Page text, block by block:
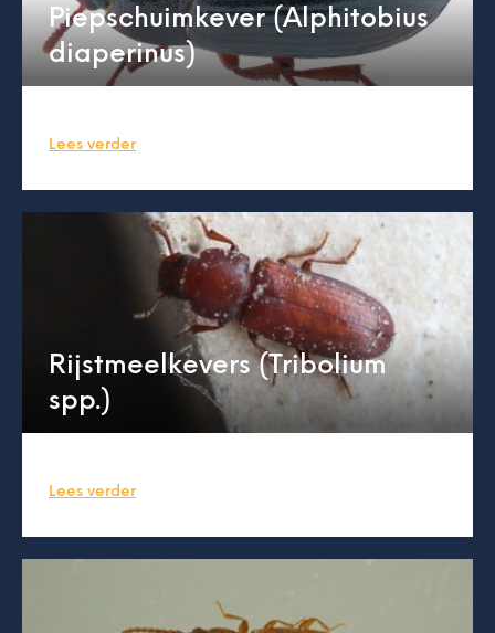
Piepschuimkever (Alphitobius
diaperinus)
Lees verder
Rijstmeelkevers (Tribolium
spp.)
Lees verder